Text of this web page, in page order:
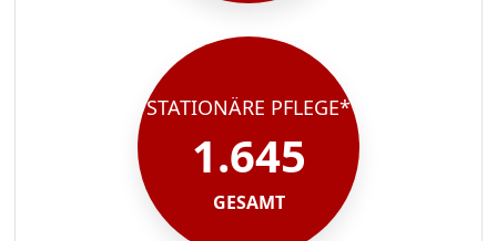
STATIONÄRE PFLEGE*
1.645
GESAMT